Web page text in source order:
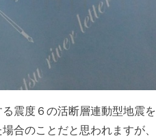
震度６の活断層連動型地震を
合のことだと思われますが、